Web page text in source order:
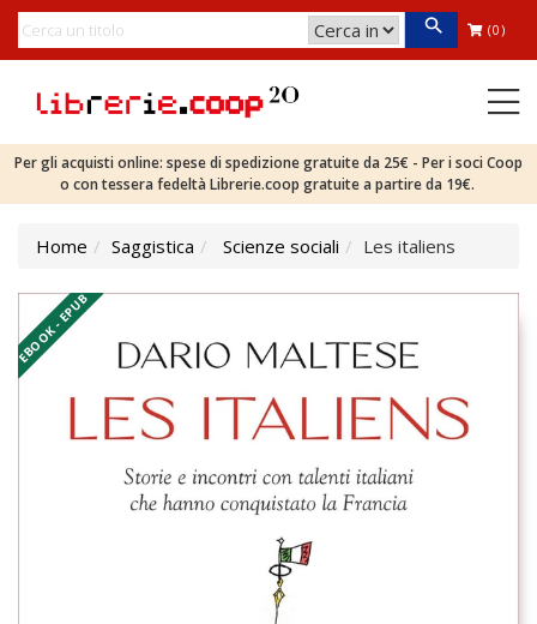
(0)
Per gli acquisti online: spese di spedizione gratuite da 25€ - Per i soci Coop
o con tessera fedeltà Librerie.coop gratuite a partire da 19€.
Home Saggistica Scienze sociali Les italiens
EBOOK - EPUB